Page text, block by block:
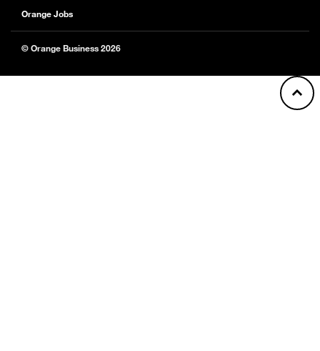
Orange Jobs
© Orange Business 2026